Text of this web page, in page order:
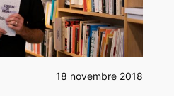
18 novembre 2018